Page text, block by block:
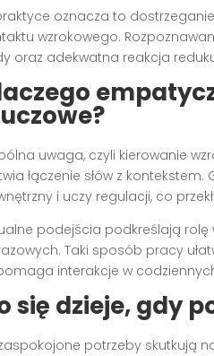
oznacza to
wzrokowego.
oraz adekwatna reakcja
uwaga, czyli kierowanie
łączenie słów z
i uczy regulacji, co
podejścia podkreślają
Taki sposób pracy
interakcje w
się dzieje, gdy
potrzeby skutkują